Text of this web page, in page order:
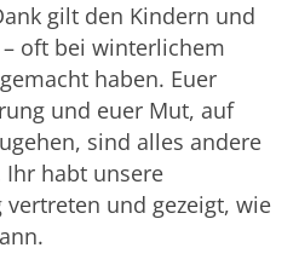
gilt den Kindern und
oft bei winterlichem
haben. Euer
und euer Mut, auf
sind alles andere
habt unsere
und gezeigt, wie